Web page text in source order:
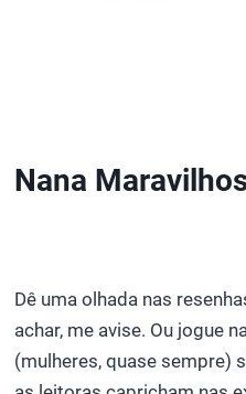
Nana
Dê uma olhada nas
achar, me avise. Ou jogue
(mulheres, quase sempre)